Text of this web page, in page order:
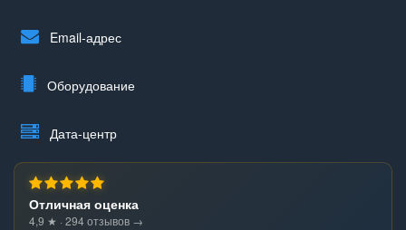
Email-адрес
Оборудование
Дата-центр
Отличная оценка
4,9 ★ · 294 отзывов →